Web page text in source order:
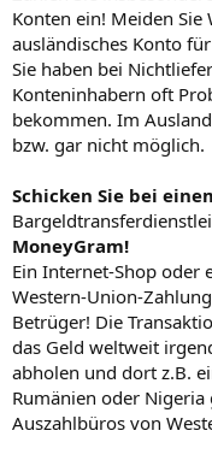
Konten ein! Meiden
ausländisches Konto
Sie haben bei
Konteninhabern oft
bekommen. Im
bzw. gar nicht möglich.
Schicken Sie bei
MoneyGram!
Ein Internet-Shop oder
Western-Union-
Betrüger! Die
das Geld weltweit
abholen und dort z.B.
Rumänien oder
Auszahlbüros von